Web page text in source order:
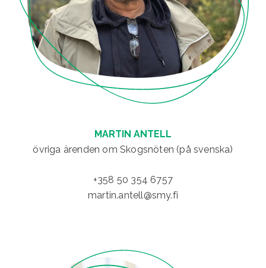
MARTIN ANTELL
övriga ärenden om Skogsnöten (på svenska)
+358 50 354 6757
martin.antell@smy.fi